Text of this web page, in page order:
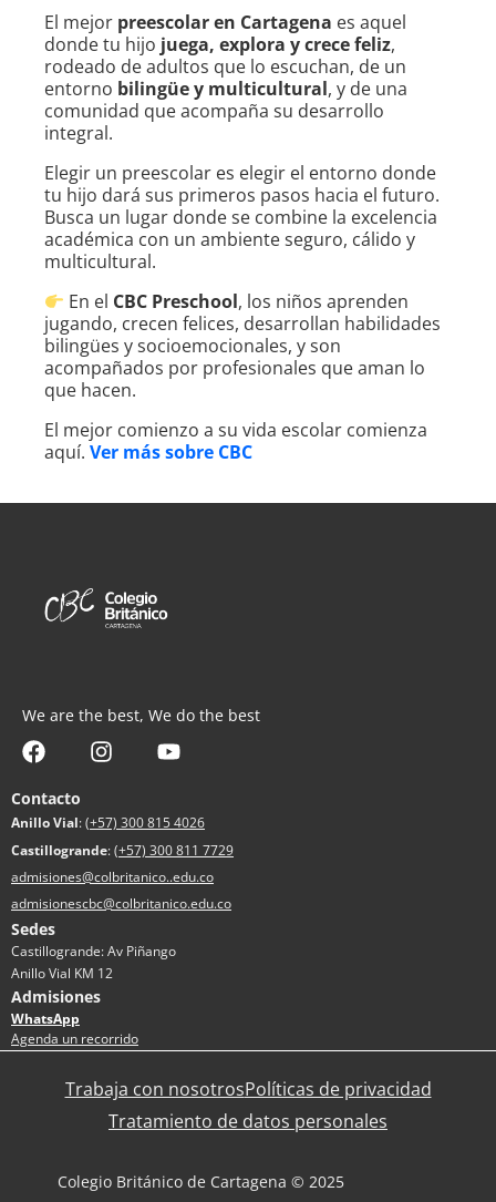
El mejor preescolar en Cartagena es aquel
donde tu hijo juega, explora y crece feliz,
rodeado de adultos que lo escuchan, de un
entorno bilingüe y multicultural, y de una
comunidad que acompaña su desarrollo
integral.
Elegir un preescolar es elegir el entorno donde
tu hijo dará sus primeros pasos hacia el futuro.
Busca un lugar donde se combine la excelencia
académica con un ambiente seguro, cálido y
multicultural.
En el CBC Preschool, los niños aprenden
jugando, crecen felices, desarrollan habilidades
bilingües y socioemocionales, y son
acompañados por profesionales que aman lo
que hacen.
El mejor comienzo a su vida escolar comienza
aquí. Ver más sobre CBC
We are the best, We do the best
Contacto
Anillo Vial:(+57) 300 815 4026
Castillogrande:(+57) 300 811 7729
admisiones@colbritanico..edu.co
admisionescbc@colbritanico.edu.co
Sedes
Castillogrande: Av Piñango
Anillo Vial KM 12
Admisiones
WhatsApp
Agenda un recorrido
Trabaja con nosotrosPolíticas de privacidad
Tratamiento de datos personales
Colegio Británico de Cartagena © 2025